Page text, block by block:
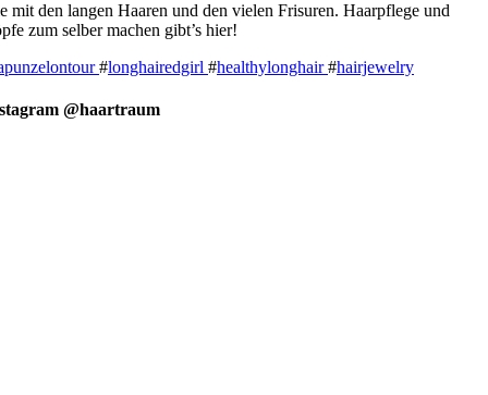
mit den langen Haaren und den vielen Frisuren. Haarpflege und
zum selber machen gibt’s hier!
#longhairedgirl #healthylonghair#hairjewelry
@haartraum